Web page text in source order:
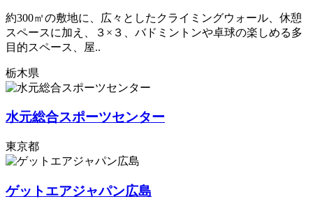
約300㎡の敷地に、広々としたクライミングウォール、休憩
スペースに加え、３×３、バドミントンや卓球の楽しめる多
目的スペース、屋..
栃木県
水元総合スポーツセンター
東京都
ゲットエアジャパン広島